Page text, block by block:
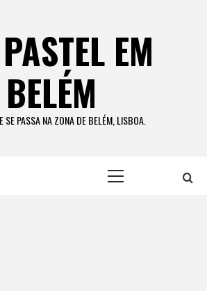
EM
BELÉM
SE PASSA NA ZONA DE BELÉM, LISBOA.